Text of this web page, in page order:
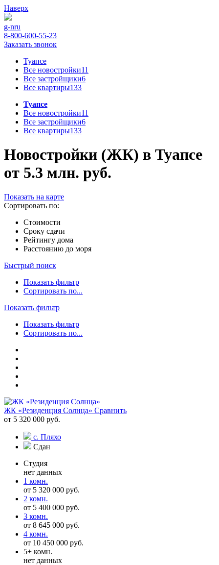
Наверх
g-nru
8-800-600-55-23
Заказать звонок
Туапсе
Все новостройки11
Все застройщики6
Все квартиры133
Туапсе
Все новостройки11
Все застройщики6
Все квартиры133
Новостройки (ЖК) в Туапсе
от 5.3 млн. руб.
Показать на карте
Сортировать по:
Стоимости
Сроку сдачи
Рейтингу дома
Расстоянию до моря
Быстрый поиск
Показать фильтр
Сортировать по...
Показать фильтр
Показать фильтр
Сортировать по...
ЖК «Резиденция Солнца» Сравнить
от 5 320 000 руб.
с. Пляхо
Сдан
Студия
нет данных
1 комн.
от 5 320 000 руб.
2 комн.
от 5 400 000 руб.
3 комн.
от 8 645 000 руб.
4 комн.
от 10 450 000 руб.
5+ комн.
нет данных